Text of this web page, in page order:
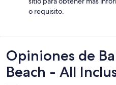
o requisito.
Opiniones
Opiniones de
Beach - All